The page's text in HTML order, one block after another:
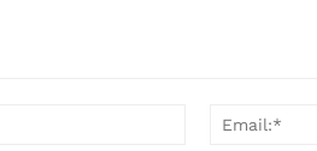
Nama:*